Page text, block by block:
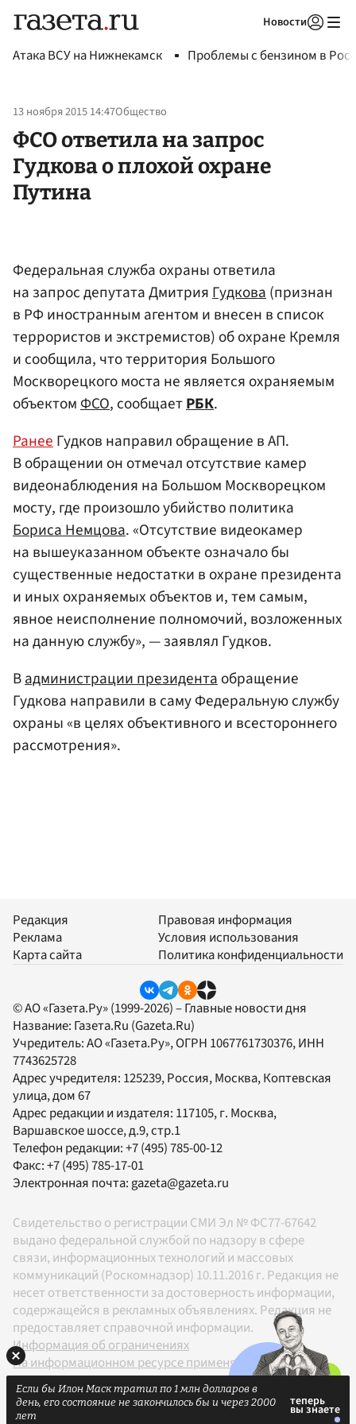
Новости
Атака ВСУ на Нижнекамск Проблемы с бензином в
13 ноября 2015 14:47Общество
ФСО ответила на запрос
Гудкова о плохой охране
Путина
Федеральная служба охраны ответила
на запрос депутата ДмитрияГудкова(признан
в РФ иностранным агентом и внесен в список
террористов и экстремистов) об охране Кремля
и сообщила, что территория Большого
Москворецкого моста не является охраняемым
объектомФСО, сообщаетРБК.
РанееГудков направил обращение в АП.
В обращении он отмечал отсутствие камер
видеонаблюдения на Большом Москворецком
мосту, где произошло убийство политика
Бориса Немцова. «Отсутствие видеокамер
на вышеуказанном объекте означало бы
существенные недостатки в охране президента
и иных охраняемых объектов и, тем самым,
явное неисполнение полномочий, возложенных
на данную службу», — заявлял Гудков.
Вадминистрации президентаобращение
Гудкова направили в саму Федеральную службу
охраны «в целях объективного и всестороннего
рассмотрения».
Редакция
Реклама
Карта сайта
Правовая информация
Условия использования
Политика конфиденциальности
© АО «Газета.Ру» (1999-2026) – Главные новости дня
Название: Газета.Ru (Gazeta.Ru)
Учредитель:АО «Газета.Ру», ОГРН 1067761730376, ИНН
7743625728
Адрес учредителя: 125239, Россия, Москва, Коптевская
улица, дом 67
Адрес редакции и издателя: 117105, г. Москва,
Варшавское шоссе, д.9, стр.1
Телефон редакции:+7 (495) 785-00-12
Факс:+7 (495) 785-17-01
Электронная почта: gazeta@gazeta.ru
Свидетельство о регистрации СМИ Эл № ФС77-67642
выдано федеральной службой по надзору в сфере
связи, информационных технологий и массовых
коммуникаций (Роскомнадзор) 10.11.2016 г. Редакция не
несет ответственности за достоверность информации,
содержащейся в рекламных объявлениях. Редакция не
предоставляет справочной информации.
Информация об ограничениях
На информационном ресурсе применяются
рекомендательные технологии в соответствии с
Правилами
Если бы Илон Маск тратил по 1 млн долларов в
день, его состояние не закончилось бы и через 2000
лет